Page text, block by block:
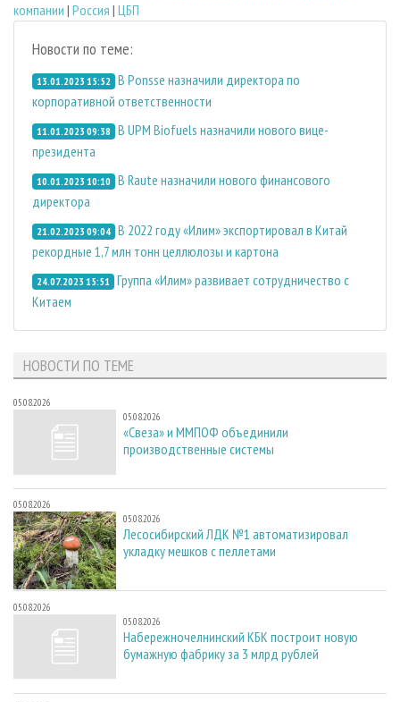
компании | Россия | ЦБП
Новости по теме:
13.01.2023 15:52 В Ponsse назначили директора по
корпоративной ответственности
11.01.2023 09:38 В UPM Biofuels назначили нового вице-
президента
10.01.2023 10:10 В Raute назначили нового финансового
директора
21.02.2023 09:04 В 2022 году «Илим» экспортировал в Китай
рекордные 1,7 млн тонн целлюлозы и картона
24.07.2023 15:51 Группа «Илим» развивает сотрудничество с
Китаем
НОВОСТИ ПО ТЕМЕ
05.08.2026
05.08.2026
«Свеза» и ММПОФ объединили
производственные системы
05.08.2026
05.08.2026
Лесосибирский ЛДК №1 автоматизировал
укладку мешков с пеллетами
05.08.2026
05.08.2026
Набережночелнинский КБК построит новую
бумажную фабрику за 3 млрд рублей